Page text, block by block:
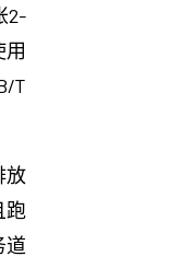
2-
用
T
放
跑
道